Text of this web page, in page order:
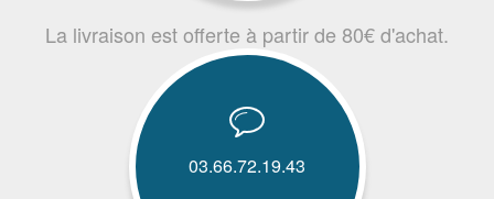
La livraison est offerte à partir de 80€ d'achat.
03.66.72.19.43